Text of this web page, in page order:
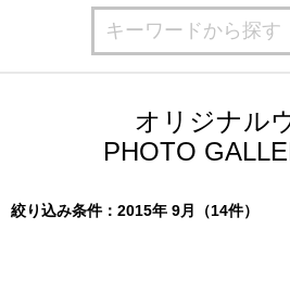
オリジナル
PHOTO
絞り込み条件：2015年 9月（14件）